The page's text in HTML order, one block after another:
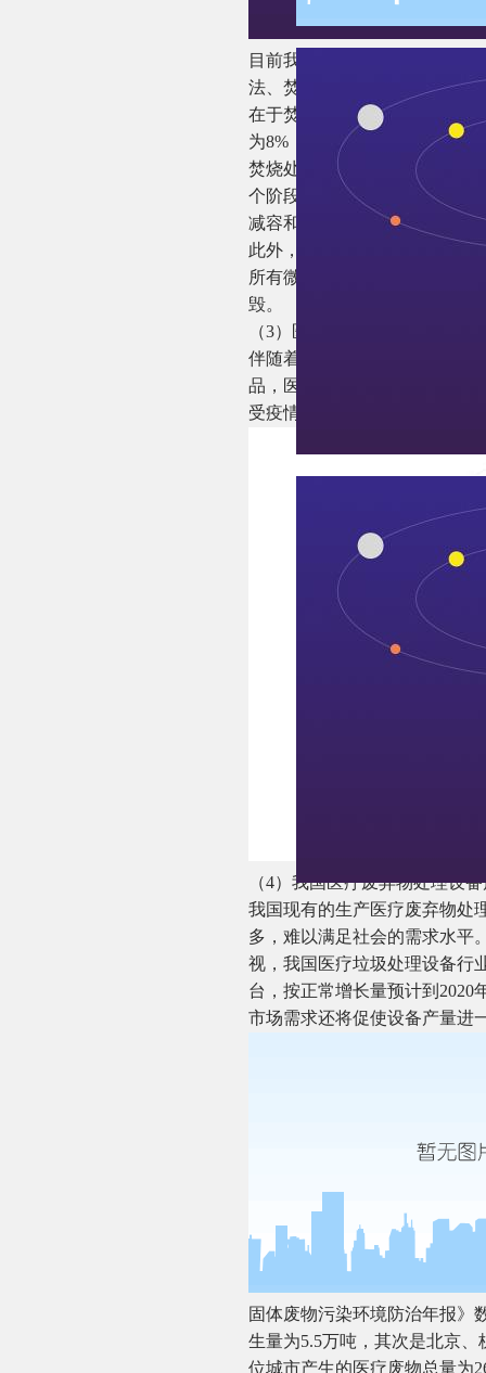
目前我国已有多种医疗废物处
法、焚烧法、等离子体法、热
在于焚烧法适用于各种传染性
为8%，在一定温度和充足的
焚烧处理是一个深度氧化的化
个阶段将其转化成残渣和气体
减容和减重。
此外，等离子体法是处理医疗
所有微生物，摧毁残留于细胞
毁。
（3）医疗废弃物产生量规模
伴随着医学科学技术的发展以
品，医疗废物的产生量呈稳步
受疫情的影响预计2020年医疗
（4）我国医疗废弃物处理设
我国现有的生产医疗废弃物处
多，难以满足社会的需求水平
视，我国医疗垃圾处理设备行
台，按正常增长量预计到2020
市场需求还将促使设备产量进
固体废物污染环境防治年报》
生量为5.5万吨，其次是北京、
位城市产生的医疗废物总量为